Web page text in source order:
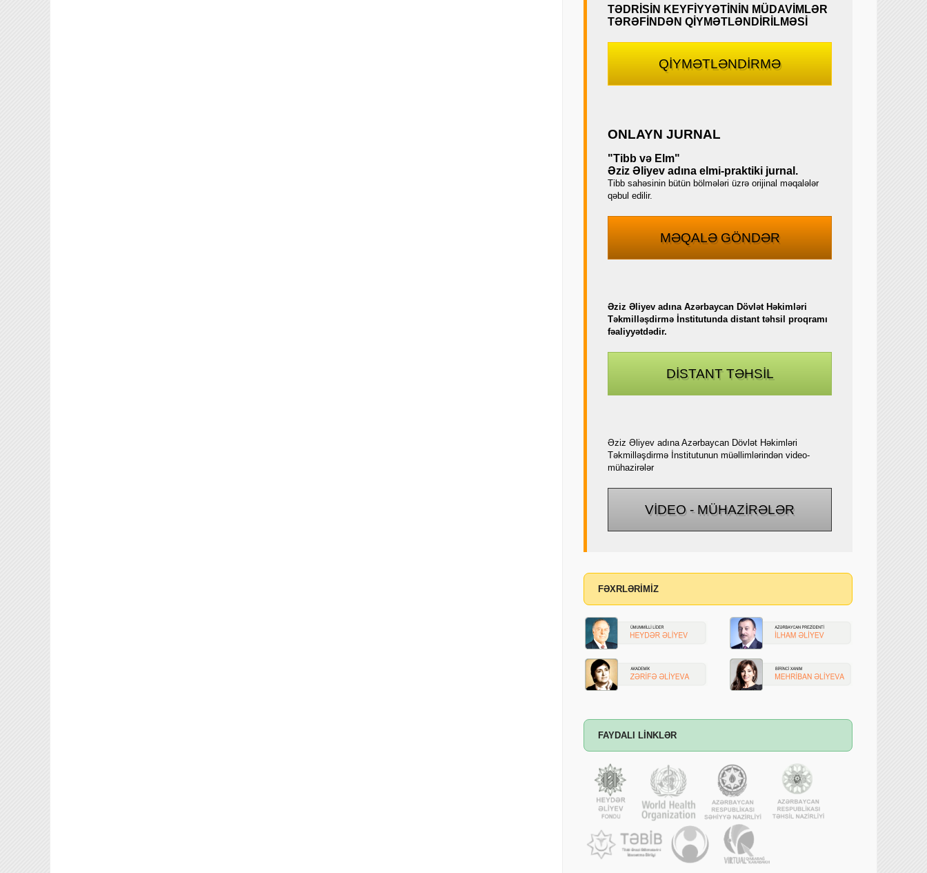
TƏDRİSİN KEYFİYYƏTİNİN MÜDAVİMLƏR
TƏRƏFİNDƏN QİYMƏTLƏNDİRİLMƏSİ
QİYMƏTLƏNDİRMƏ
ONLAYN JURNAL
"Tibb və Elm"
Əziz Əliyev adına elmi-praktiki jurnal.
Tibb sahəsinin bütün bölmələri üzrə orijinal məqalələr
qəbul edilir.
MƏQALƏ GÖNDƏR
Əziz Əliyev adına Azərbaycan Dövlət Həkimləri
Təkmilləşdirmə İnstitutunda distant təhsil proqramı
fəaliyyətdədir.
DİSTANT TƏHSİL
Əziz Əliyev adına Azərbaycan Dövlət Həkimləri
Təkmilləşdirmə İnstitutunun müəllimlərindən video-
mühazirələr
VİDEO - MÜHAZİRƏLƏR
FƏXRLƏRİMİZ
FAYDALI LİNKLƏR